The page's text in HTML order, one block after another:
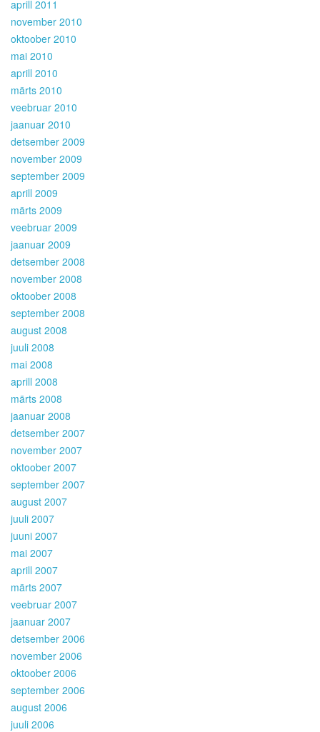
aprill 2011
november 2010
oktoober 2010
mai 2010
aprill 2010
märts 2010
veebruar 2010
jaanuar 2010
detsember 2009
november 2009
september 2009
aprill 2009
märts 2009
veebruar 2009
jaanuar 2009
detsember 2008
november 2008
oktoober 2008
september 2008
august 2008
juuli 2008
mai 2008
aprill 2008
märts 2008
jaanuar 2008
detsember 2007
november 2007
oktoober 2007
september 2007
august 2007
juuli 2007
juuni 2007
mai 2007
aprill 2007
märts 2007
veebruar 2007
jaanuar 2007
detsember 2006
november 2006
oktoober 2006
september 2006
august 2006
juuli 2006